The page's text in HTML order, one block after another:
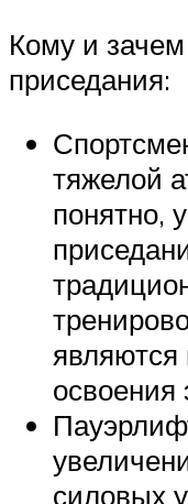
Кому и
приседания:
тяжелой
понятно,
освоения
силовых